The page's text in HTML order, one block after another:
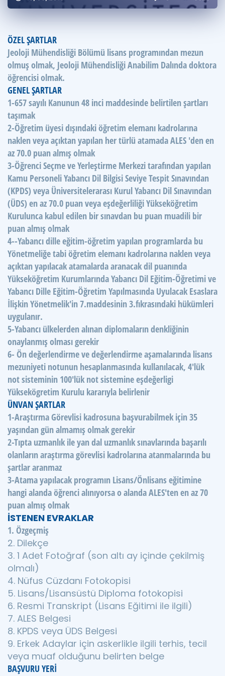
Puan Hesaplama
ÖSYM Sınav Takvimi
Kampanyalar
Blog
İngilizce Gramer
ÖZEL ŞARTLAR
Jeoloji Mühendisliği Bölümü lisans programından mezun
olmuş olmak, Jeoloji Mühendisliği Anabilim Dalında doktora
öğrencisi olmak.
GENEL ŞARTLAR
1-657 sayılı Kanunun 48 inci maddesinde belirtilen şartları
taşımak
2-Öğretim üyesi dışındaki öğretim elemanı kadrolarına
naklen veya açıktan yapılan her türlü atamada ALES 'den en
az 70.0 puan almış olmak
3-Öğrenci Seçme ve Yerleştirme Merkezi tarafından yapılan
Kamu Personeli Yabancı Dil Bilgisi Seviye Tespit Sınavından
(KPDS) veya Üniversitelerarası Kurul Yabancı Dil Sınavından
(ÜDS) en az 70.0 puan veya eşdeğerliliği Yükseköğretim
Kurulunca kabul edilen bir sınavdan bu puan muadili bir
puan almış olmak
4--Yabancı dille eğitim-öğretim yapılan programlarda bu
Yönetmeliğe tabi öğretim elemanı kadrolarına naklen veya
açıktan yapılacak atamalarda aranacak dil puanında
Yükseköğretim Kurumlarında Yabancı Dil Eğitim-Öğretimi ve
Yabancı Dille Eğitim-Öğretim Yapılmasında Uyulacak Esaslara
İlişkin Yönetmelik'in 7.maddesinin 3.fıkrasındaki hükümleri
uygulanır.
5-Yabancı ülkelerden alınan diplomaların denkliğinin
onaylanmış olması gerekir
6- Ön değerlendirme ve değerlendirme aşamalarında lisans
mezuniyeti notunun hesaplanmasında kullanılacak, 4'lük
not sisteminin 100'lük not sistemine eşdeğerligi
Yüksekögretim Kurulu kararıyla belirlenir
ÜNVAN ŞARTLAR
1-Araştırma Görevlisi kadrosuna başvurabilmek için 35
yaşından gün almamış olmak gerekir
2-Tıpta uzmanlık ile yan dal uzmanlık sınavlarında başarılı
olanların araştırma görevlisi kadrolarına atanmalarında bu
şartlar aranmaz
3-Atama yapılacak programın Lisans/Önlisans eğitimine
hangi alanda öğrenci alınıyorsa o alanda ALES'ten en az 70
puan almış olmak
İSTENEN EVRAKLAR
1. Özgeçmiş
2. Dilekçe
3. 1 Adet Fotoğraf (son altı ay içinde çekilmiş
olmalı)
4. Nüfus Cüzdanı Fotokopisi
5. Lisans/Lisansüstü Diploma fotokopisi
6. Resmi Transkript (Lisans Eğitimi ile ilgili)
7. ALES Belgesi
8. KPDS veya ÜDS Belgesi
9. Erkek Adaylar için askerlikle ilgili terhis, tecil
veya muaf olduğunu belirten belge
BAŞVURU YERİ